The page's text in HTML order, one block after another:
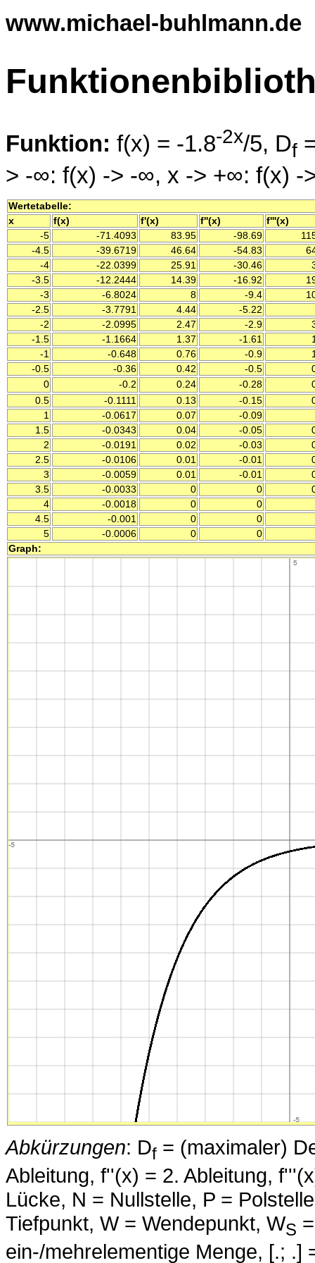
www.michael-buhlmann.de
Funktion: f(x) = -1.8-2x/5, Df
> -∞: f(x) -> -∞, x -> +∞: f(x) -
Wertetabelle:
x
f(x) f'(x) f''(x)
f'''(x)
-5
-71.4093 83.95 -98.69
-4.5
-39.6719 46.64 -54.83
-4
-22.0399 25.91 -30.46
-3.5
-12.2444 14.39 -16.92
-3
-6.8024 8 -9.4
-2.5
-3.7791 4.44 -5.22
-2
-2.0995 2.47 -2.9
-1.5
-1.1664 1.37 -1.61
-1
-0.648 0.76 -0.9
-0.5
-0.36 0.42 -0.5
0
-0.2 0.24 -0.28
0.5
-0.1111 0.13 -0.15
1
-0.0617 0.07 -0.09
1.5
-0.0343 0.04 -0.05
2
-0.0191 0.02 -0.03
2.5
-0.0106 0.01 -0.01
3
-0.0059 0.01 -0.01
3.5
-0.0033 0 0
4
-0.0018 0
0
4.5
-0.001 0
0
5
-0.0006 0
0
Graph:
Abkürzungen: Df = (maximaler)
Ableitung, f''(x) = 2. Ableitung,
Lücke, N = Nullstelle, P =
Tiefpunkt, W = Wendepunkt, WS
ein-/mehrelementige Menge, [.;